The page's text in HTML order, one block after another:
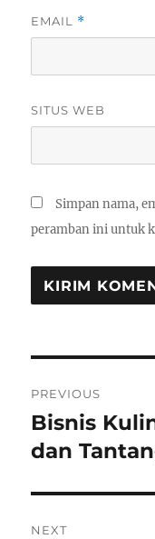
EMAIL *
SITUS WEB
Simpan nama,
peramban ini untuk
pos
PREVIOUS
Previous
post:
Bisnis
dan
NEXT